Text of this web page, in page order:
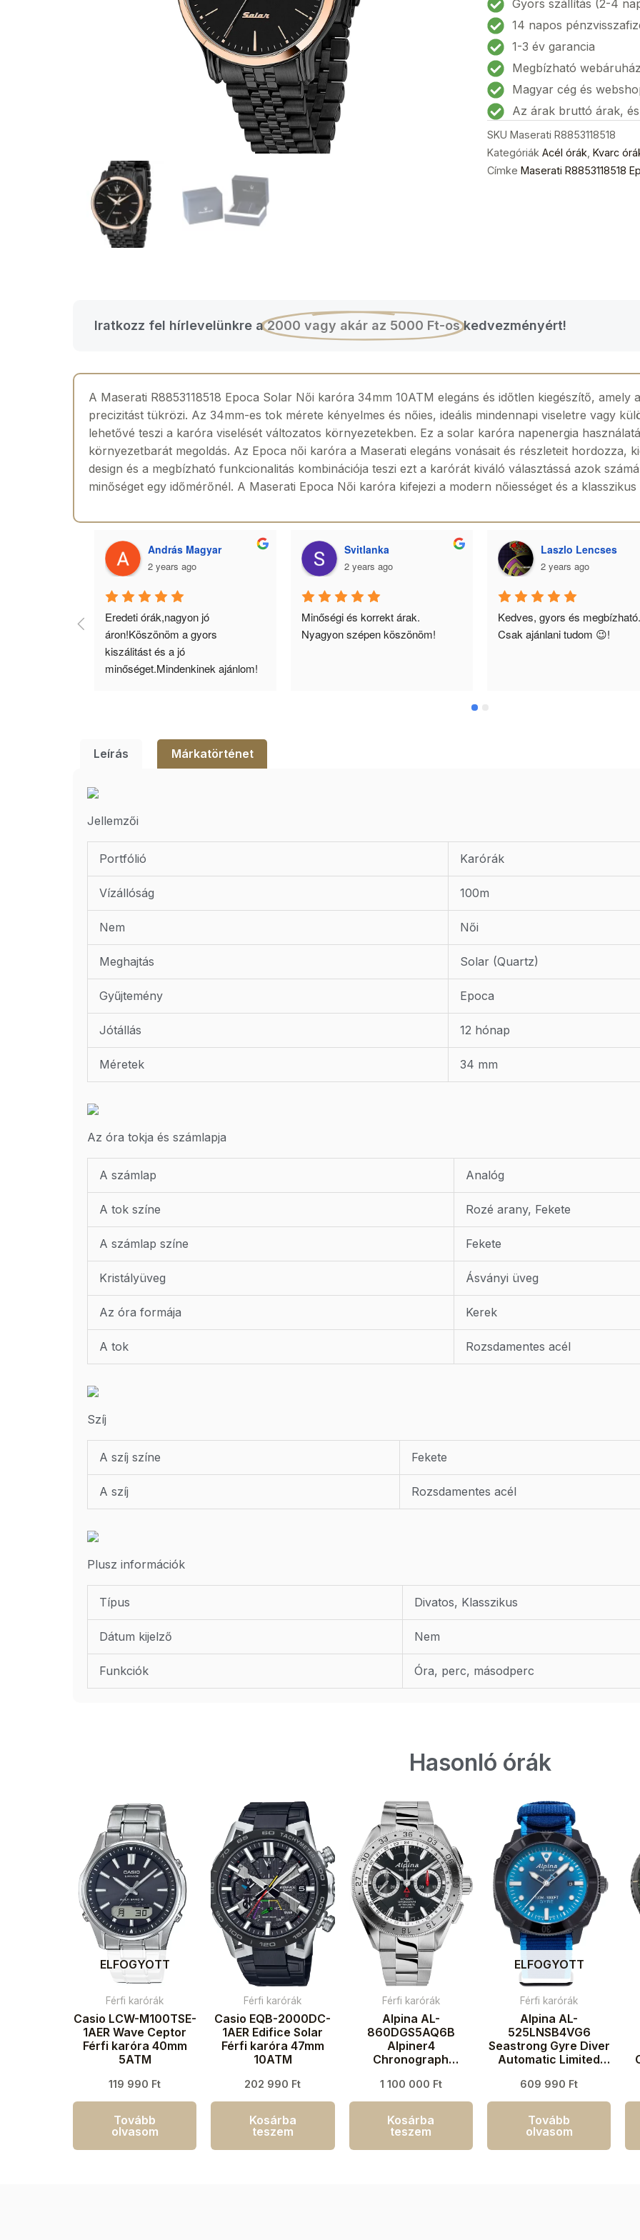
Női
karóra
34mm
10ATM
mennyiség
Gyors szállítás (2-4
14 napos
1-3 év garancia
Megbízható webáruház
Magyar cég és
Az árak bruttó árak,
SKU Maserati R8853118518
Kategóriák Acél órák Kvarc
Címke Maserati R8853118518
Iratkozz fel hírlevelünkre a2000 vagy akár az 5000 Ft-os kedvezményért!
A Maserati R8853118518 Epoca Solar Női karóra 34mm 10ATM elegáns és időtlen kiegészítő, amely
precizitást tükrözi. Az 34mm-es tok mérete kényelmes és nőies, ideális mindennapi viseletre vagy
lehetővé teszi a karóra viselését változatos környezetekben. Ez a solar karóra napenergia
környezetbarát megoldás. Az Epoca női karóra a Maserati elegáns vonásait és részleteit hordozza,
design és a megbízható funkcionalitás kombinációja teszi ezt a karórát kiváló választássá azok
minőséget egy időmérőnél. A Maserati Epoca Női karóra kifejezi a modern nőiességet és a
András Magyar
2 years ago
Eredeti órák,nagyon jó
áron!Köszönöm a gyors
kiszálitást és a jó
minőséget.Mindenkinek ajánlom!
Svitlanka
2 years ago
Minőségi és korrekt árak.
Nyagyon szépen köszönöm!
Laszlo Lencses
2 years ago
Kedves, gyors és megbízható.
Csak ajánlani tudom 😉!
Leírás Márkatörténet
Jellemzői
Portfólió Karórák
Vízállóság 100m
Nem Női
Meghajtás Solar (Quartz)
Gyűjtemény Epoca
Jótállás 12 hónap
Méretek 34 mm
Az óra tokja és számlapja
A számlap Analóg
A tok színe Rozé arany, Fekete
A számlap színe Fekete
Kristályüveg Ásványi üveg
Az óra formája Kerek
A tok Rozsdamentes acél
Szíj
A szíj színe Fekete
A szíj Rozsdamentes acél
Plusz információk
Típus Divatos, Klasszikus
Dátum kijelző Nem
Funkciók Óra, perc, másodperc
Hasonló órák
ELFOGYOTT
Férfi karórák
Casio LCW-M100TSE-
1AER Wave Ceptor
Férfi karóra 40mm
5ATM
119 990 Ft
Tovább
olvasom
Férfi karórák
Casio EQB-2000DC-
1AER Edifice Solar
Férfi karóra 47mm
10ATM
202 990 Ft
Kosárba
teszem
Férfi karórák
Alpina AL-
860DGS5AQ6B
Alpiner4
Chronograph
karóra 45mm 10ATM
1 100 000 Ft
Kosárba
teszem
ELFOGYOTT
Férfi karórák
Alpina AL-
525LNSB4VG6
Seastrong Gyre Diver
Automatic Limited
44mm 30ATM
609 990 Ft
Tovább
olvasom